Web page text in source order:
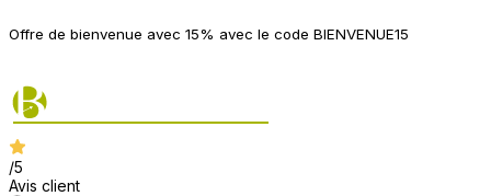
Offre de bienvenue avec 15% avec le code BIENVENUE15
/5
Avis client